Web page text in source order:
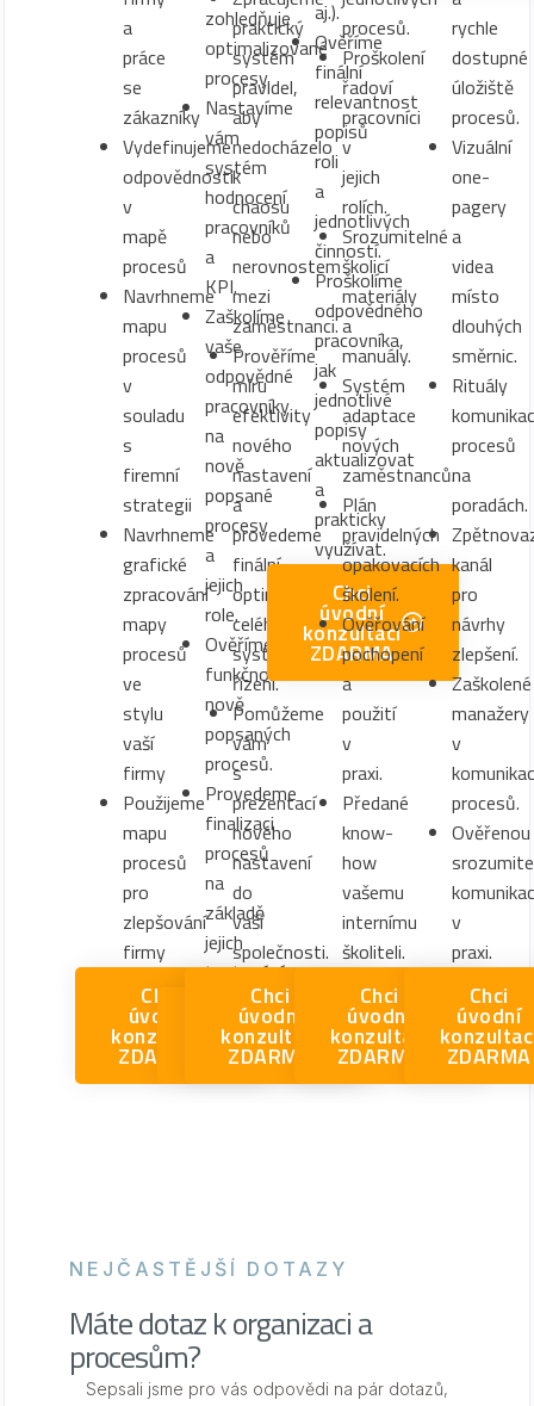
a
práce
se
zákazníky
Vydefinujeme
odpovědnosti
v
mapě
procesů
Navrhneme
mapu
procesů
v
souladu
s
firemní
strategii
Navrhneme
grafické
zpracování
mapy
procesů
ve
stylu
vaší
firmy
Použijeme
mapu
procesů
pro
zlepšování
firmy
Chci
úvodní
konzultaci
ZDARMA
zohledňuje
optimalizované
procesy.
Nastavíme
vám
systém
hodnocení
pracovníků
a
KPI.
Zaškolíme
vaše
odpovědné
pracovníky
na
nově
popsané
procesy
a
jejich
role.
Ověříme
funkčnost
nově
popsaných
procesů.
Provedeme
finalizaci
procesů
na
základě
jejich
testování.
Chci se
zlepšit v
komunikaci
praktický
systém
pravidel,
aby
nedocházelo
k
chaosu
nebo
nerovnostem
mezi
zaměstnanci.
Prověříme
míru
efektivity
nového
nastavení
a
provedeme
finální
optimalizaci
celého
systému
řízení.
Pomůžeme
vám
s
prezentací
nového
nastavení
do
vaší
společnosti.
Chci
úvodní
konzultaci
ZDARMA
aj.).
Ověříme
finální
relevantnost
popisů
roli
a
jednotlivých
činností.
Proškolíme
odpovědného
pracovníka,
jak
jednotlivé
popisy
aktualizovat
a
prakticky
využívat.
Chci
úvodní
konzultaci
ZDARMA
procesů.
Proškolení
řadoví
pracovníci
v
jejich
rolích.
Srozumitelné
školicí
materiály
a
manuály.
Systém
adaptace
nových
zaměstnanců.
Plán
pravidelných
opakovacích
školení.
Ověřování
pochopení
a
použití
v
praxi.
Předané
know-
how
vašemu
internímu
školiteli.
Chci
úvodní
konzultaci
ZDARMA
rychle
dostupné
úložiště
procesů.
Vizuální
one-
pagery
a
videa
místo
dlouhých
směrnic.
Rituály
procesů
na
poradách.
kanál
pro
návrhy
zlepšení.
Zaškolené
manažery
v
procesů.
Ověřenou
v
praxi.
Chci
úvodní
ZDARMA
NEJČASTĚJŠÍ DOTAZY
Máte dotaz k organizaci a
procesům?
Sepsali jsme pro vás odpovědi na pár dotazů,